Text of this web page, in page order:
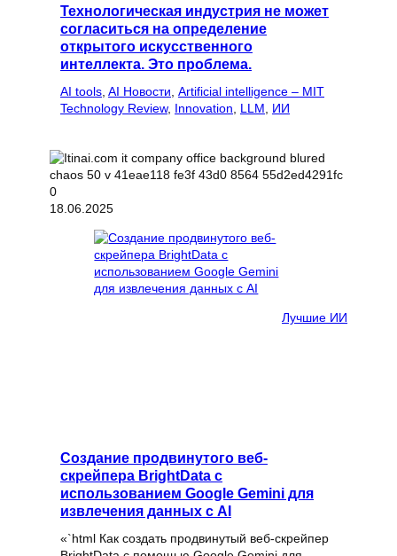
Технологическая индустрия не может
согласиться на определение
открытого искусственного
интеллекта. Это проблема.
AI tools AI Новости Artificial intelligence – MIT
Technology Review, Innovation LLM ИИ
18.06.2025
Лучшие ИИ
Создание продвинутого веб-
скрейпера BrightData с
использованием Google Gemini для
извлечения данных с AI
«`html Как создать продвинутый веб-скрейпер